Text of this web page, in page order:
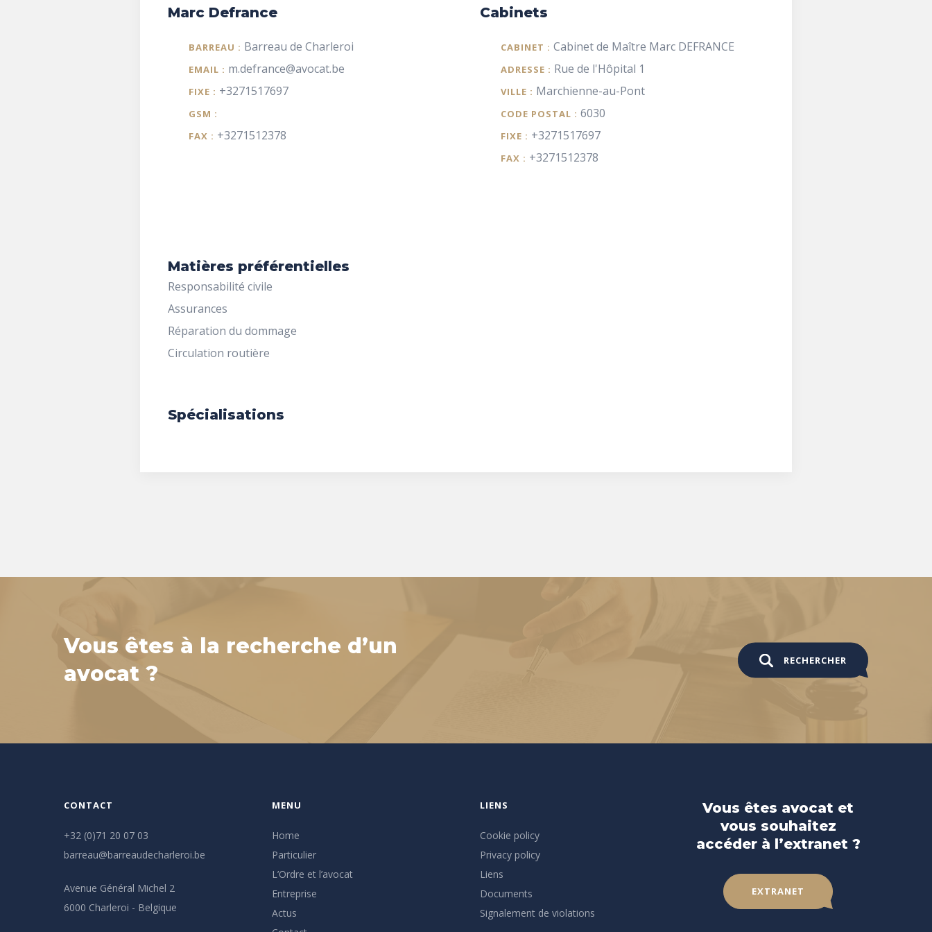
Marc Defrance
BARREAU : Barreau de Charleroi
EMAIL : m.defrance@avocat.be
FIXE : +3271517697
GSM :
FAX : +3271512378
Cabinets
CABINET : Cabinet de Maître Marc DEFRANCE
ADRESSE : Rue de l'Hôpital 1
VILLE : Marchienne-au-Pont
CODE POSTAL : 6030
FIXE : +3271517697
FAX : +3271512378
Matières préférentielles
Responsabilité civile
Assurances
Réparation du dommage
Circulation routière
Spécialisations
Vous êtes à la recherche d’un
avocat ?
RECHERCHER
CONTACT
+32 (0)71 20 07 03
barreau@barreaudecharleroi.be
Avenue Général Michel 2
6000 Charleroi - Belgique
MENU
Home
Particulier
L’Ordre et l’avocat
Entreprise
Actus
LIENS
Cookie policy
Privacy policy
Liens
Documents
Signalement de violations
Vous êtes avocat et
vous souhaitez
accéder à l’extranet ?
EXTRANET